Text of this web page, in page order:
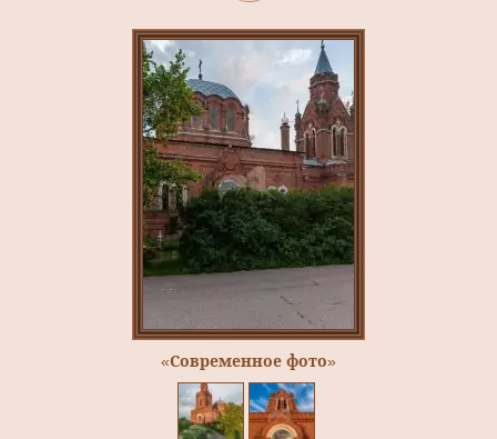
«Современное фото»